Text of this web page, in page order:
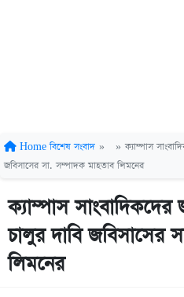
Home বিশেষ সংবাদ » » ক্যাম্পাস
জবিসাসের সা. সম্পাদক মাহতাব লিমনের
ক্যাম্পাস সাংবাদিকদের
চালুর দাবি জবিসাসের
লিমনের